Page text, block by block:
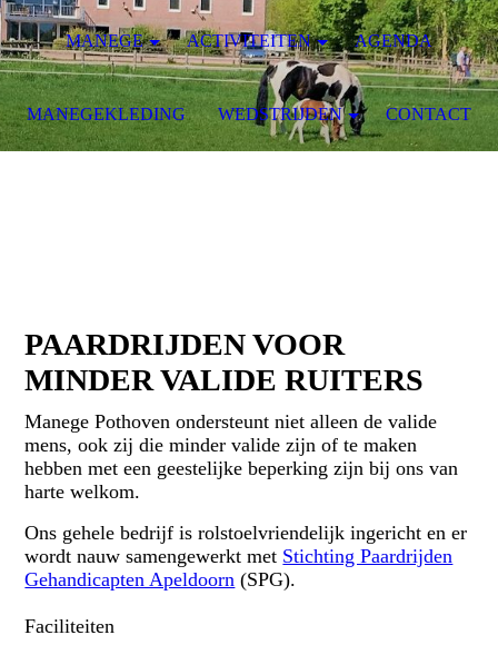
PAARDRIJDEN VOOR
MINDER VALIDE RUITERS
Manege Pothoven ondersteunt niet alleen de valide
mens, ook zij die minder valide zijn of te maken
hebben met een geestelijke beperking zijn bij ons van
harte welkom.
Ons gehele bedrijf is rolstoelvriendelijk ingericht en er
wordt nauw samengewerkt met Stichting Paardrijden
Gehandicapten Apeldoorn (SPG).
Faciliteiten
MANEGE ACTIVITEITEN AGENDA
MANEGEKLEDING WEDSTRIJDEN CONTACT